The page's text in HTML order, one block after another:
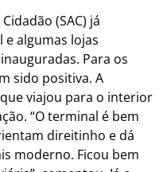
(SAC) já
algumas lojas
Para os
sido positiva. A
viajou para o interior
“O terminal é bem
direitinho e dá
moderno. Ficou bem